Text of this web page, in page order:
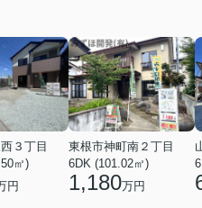
３丁目
㎡)
円
東根市神町南２丁目
6DK (101.02㎡)
1,180万円